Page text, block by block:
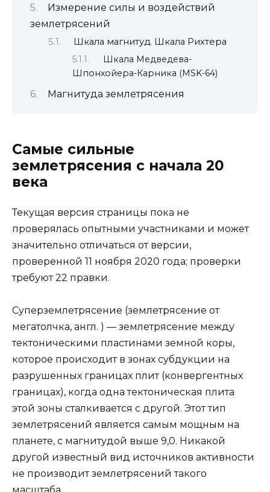
Измерение силы и воздействий
землетрясений
Шкала магнитуд. Шкала Рихтера
Шкала Медведева-
Шпонхойера-Карника (MSK-64)
Магнитуда землетрясения
Самые сильные
землетрясения с начала 20
века
Текущая версия страницы пока не
проверялась опытными участниками и может
значительно отличаться от версии,
проверенной 11 ноября 2020 года; проверки
требуют 22 правки.
Суперземлетрясение (землетрясение от
мегатолчка, англ. ) — землетрясение между
тектоническими пластинами земной коры,
которое происходит в зонах субдукции на
разрушенных границах плит (конвергентных
границах), когда одна тектоническая плита
этой зоны сталкивается с другой. Этот тип
землетрясений является самым мощным на
планете, с магнитудой выше 9,0. Никакой
другой известный вид источников активности
не производит землетрясений такого